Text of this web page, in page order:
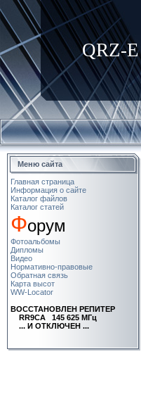
QRZ-E
Меню сайта
Главная страница
Информация о сайте
Каталог файлов
Каталог статей
Форум
Фотоальбомы
Дипломы
Видео
Нормативно-правовые
Обратная связь
Карта высот
WW-Locator
ВОСCТАНОВЛЕН РЕПИТЕР
RR9CA 145 625 МГц
... И ОТКЛЮЧЕН ...